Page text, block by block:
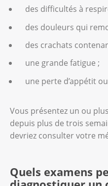
des difficultés à
des douleurs qui
des crachats
une grande fatigue ;
une perte d’appétit
Vous présentez un ou
depuis plus de trois
devriez consulter votre
Quels examens